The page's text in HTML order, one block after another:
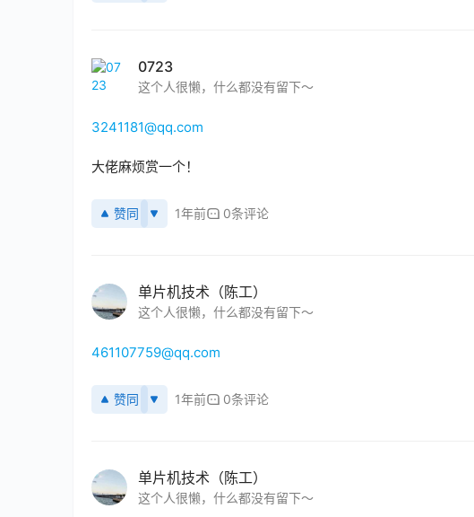
0723
这个人很懒，什么都没有留下～
3241181@qq.com
大佬麻烦赏一个！
赞同 1年前 0条评论
单片机技术（陈工）
这个人很懒，什么都没有留下～
461107759@qq.com
赞同 1年前 0条评论
单片机技术（陈工）
这个人很懒，什么都没有留下～